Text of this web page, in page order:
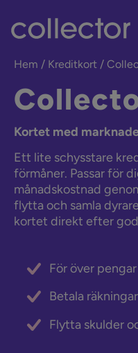
Hem Kreditkort
Kortet med
Ett lite schysstare
förmåner. Passar för
månadskostnad
flytta och samla
kortet direkt efter
För över
Betala
Flytta skulder